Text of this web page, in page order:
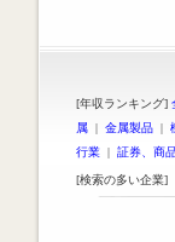
[年収ランキング]
属 | 金属製品 |
行業 | 証券、商
[検索の多い企業]